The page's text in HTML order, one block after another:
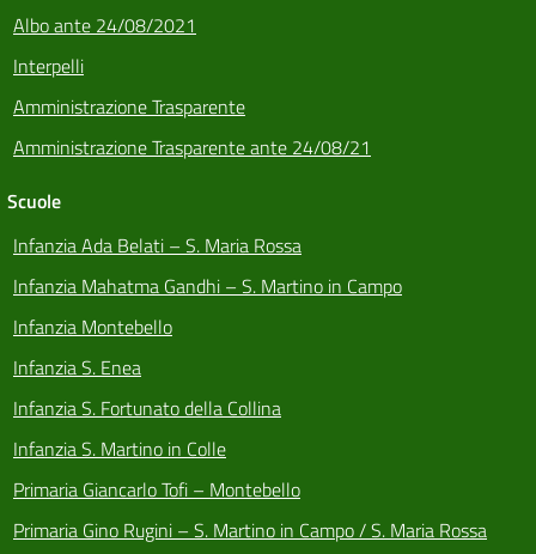
Albo ante 24/08/2021
Interpelli
Amministrazione Trasparente
Amministrazione Trasparente ante 24/08/21
Scuole
Infanzia Ada Belati – S. Maria Rossa
Infanzia Mahatma Gandhi – S. Martino in Campo
Infanzia Montebello
Infanzia S. Enea
Infanzia S. Fortunato della Collina
Infanzia S. Martino in Colle
Primaria Giancarlo Tofi – Montebello
Primaria Gino Rugini – S. Martino in Campo / S. Maria Rossa